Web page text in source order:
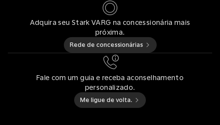
Adquira seu Stark VARG na concessionária mais
próxima.
Rede de concessionárias
Fale com um guia e receba aconselhamento
personalizado.
Me ligue de volta.